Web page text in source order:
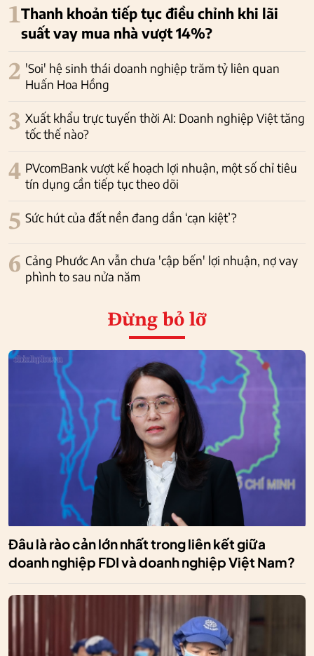
1Thanh khoản tiếp tục điều chỉnh khi lãi
suất vay mua nhà vượt 14%?
2 'Soi' hệ sinh thái doanh nghiệp trăm tỷ liên quan
Huấn Hoa Hồng
3 Xuất khẩu trực tuyến thời AI: Doanh nghiệp Việt tăng
tốc thế nào?
4 PVcomBank vượt kế hoạch lợi nhuận, một số chỉ tiêu
tín dụng cần tiếp tục theo dõi
5 Sức hút của đất nền đang dần ‘cạn kiệt’?
6 Cảng Phước An vẫn chưa 'cập bến' lợi nhuận, nợ vay
phình to sau nửa năm
Đừng bỏ lỡ
Đâu là rào cản lớn nhất trong liên kết giữa
doanh nghiệp FDI và doanh nghiệp Việt Nam?